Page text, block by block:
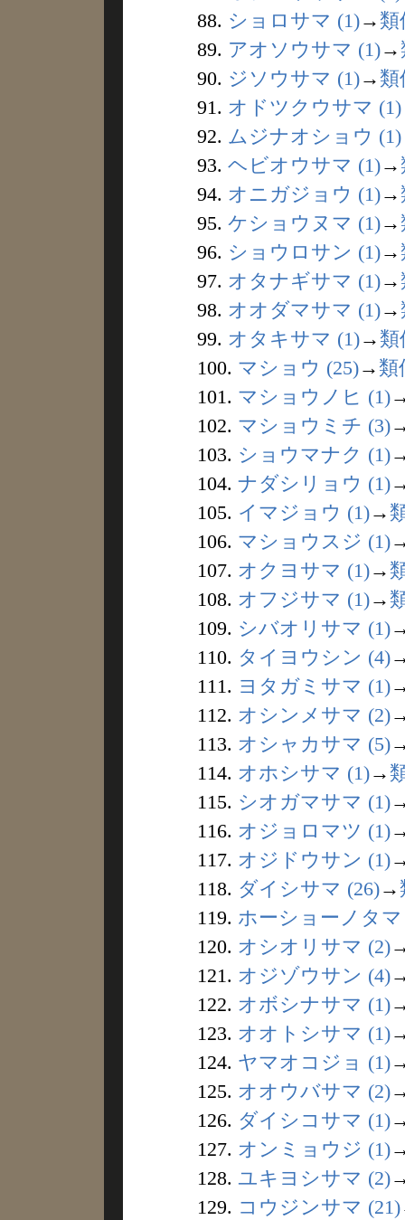
88. ショロサマ (1)→ 類
89. アオソウサマ (1)→
90. ジソウサマ (1)→ 類
91. オドツクウサマ (1)
92. ムジナオショウ (1)
93. ヘビオウサマ (1)→
94. オニガジョウ (1)→
95. ケショウヌマ (1)→
96. ショウロサン (1)→
97. オタナギサマ (1)→
98. オオダマサマ (1)→
99. オタキサマ (1)→ 類
100. マショウ (25)→ 類
101. マショウノヒ (1)
102. マショウミチ (3)
103. ショウマナク (1)
104. ナダシリョウ (1)
105. イマジョウ (1)→
106. マショウスジ (1)
107. オクヨサマ (1)→
108. オフジサマ (1)→
109. シバオリサマ (1)
110. タイヨウシン (4)
111. ヨタガミサマ (1)
112. オシンメサマ (2)
113. オシャカサマ (5)
114. オホシサマ (1)→
115. シオガマサマ (1)
116. オジョロマツ (1)
117. オジドウサン (1)
118. ダイシサマ (26)→
119. ホーショーノタマ
120. オシオリサマ (2)
121. オジゾウサン (4)
122. オボシナサマ (1)
123. オオトシサマ (1)
124. ヤマオコジョ (1)
125. オオウバサマ (2)
126. ダイシコサマ (1)
127. オンミョウジ (1)
128. ユキヨシサマ (2)
129. コウジンサマ (21)